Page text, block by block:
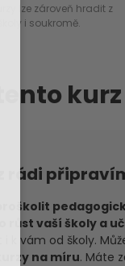
lze zároveň hradit z
i soukromě.
rádi
růst vaší školy a
i k vám od školy.
na míru. Máte